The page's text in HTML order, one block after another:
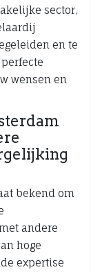
sector,
en te
wensen en
bekend om
andere
hoge
expertise